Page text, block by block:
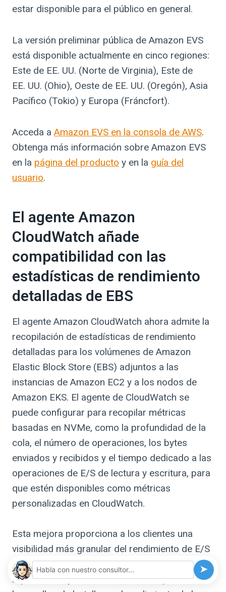
estar disponible para el público en general.
La versión preliminar pública de Amazon EVS
está disponible actualmente en cinco regiones:
Este de EE. UU. (Norte de Virginia), Este de
EE. UU. (Ohio), Oeste de EE. UU. (Oregón), Asia
Pacífico (Tokio) y Europa (Fráncfort).
Acceda a Amazon EVS en la consola de AWS.
Obtenga más información sobre Amazon EVS
en la página del producto y en la guía del
usuario.
El agente Amazon
CloudWatch añade
compatibilidad con las
estadísticas de rendimiento
detalladas de EBS
El agente Amazon CloudWatch ahora admite la
recopilación de estadísticas de rendimiento
detalladas para los volúmenes de Amazon
Elastic Block Store (EBS) adjuntos a las
instancias de Amazon EC2 y a los nodos de
Amazon EKS. El agente de CloudWatch se
puede configurar para recopilar métricas
basadas en NVMe, como la profundidad de la
cola, el número de operaciones, los bytes
enviados y recibidos y el tiempo dedicado a las
operaciones de E/S de lectura y escritura, para
que estén disponibles como métricas
personalizadas en CloudWatch.
Esta mejora proporciona a los clientes una
visibilidad más granular del rendimiento de E/S
de su volumen para que puedan identificar
rápidamente y solucionar de forma proactiva
➤